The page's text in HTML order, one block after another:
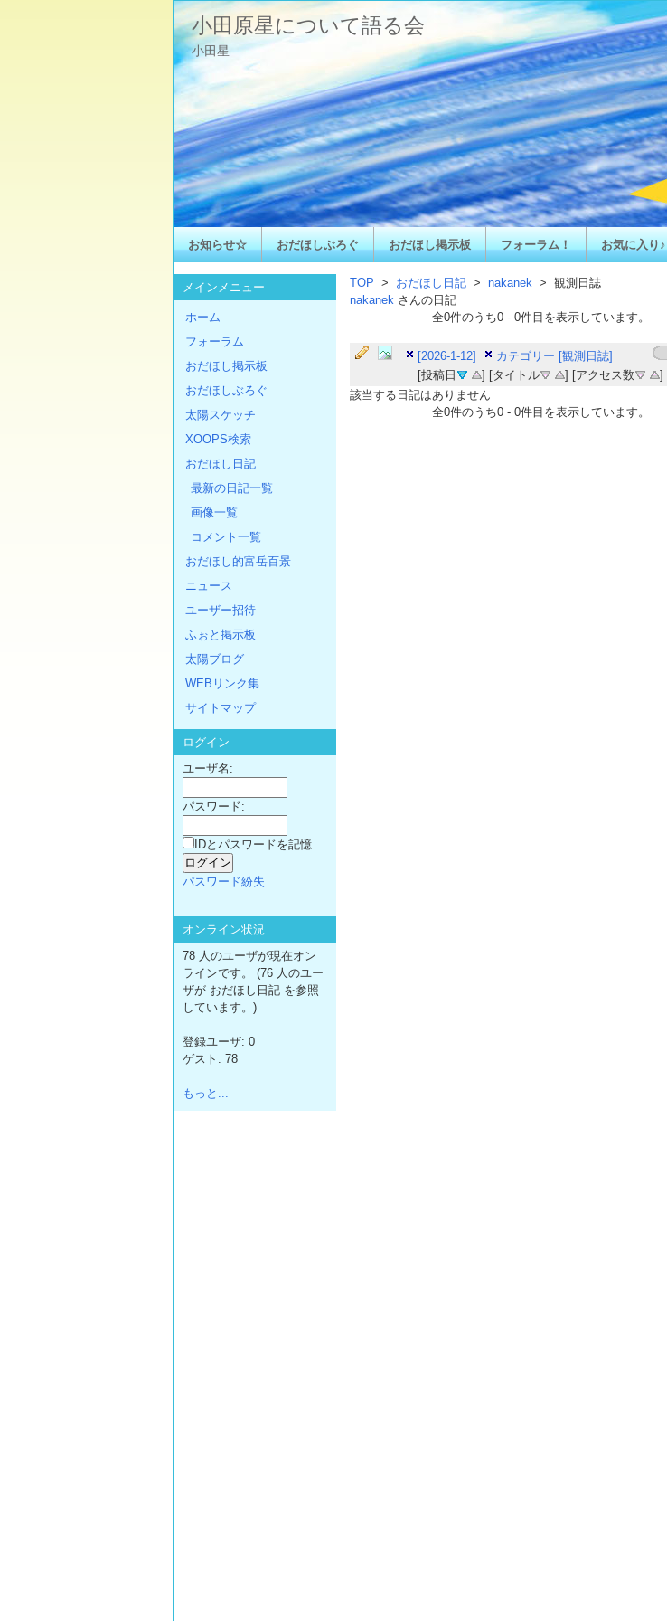
小田原星について語る会
小田星
お知らせ☆ おだほしぶろぐ おだほし掲示板 フォーラム！ お気に入り♪
TOP > おだほし日記 > nakanek > 観測日誌
nakanek さんの日記
全0件のうち0- 0件目を表示しています。
[2026-1-12]
カテゴリー [観測日誌]
[投稿日
] [タイトル ] [アクセス数
]
該当する日記はありません
全0件のうち0- 0件目を表示しています。
メインメニュー
ホーム
フォーラム
おだほし掲示板
おだほしぶろぐ
太陽スケッチ
XOOPS検索
おだほし日記
最新の日記一覧
画像一覧
コメント一覧
おだほし的富岳百景
ニュース
ユーザー招待
ふぉと掲示板
太陽ブログ
WEBリンク集
サイトマップ
ログイン
ユーザ名:
パスワード:
IDとパスワードを記憶
パスワード紛失
オンライン状況
78 人のユーザが現在オン
ラインです。 (76 人のユー
ザが おだほし日記 を参照
しています。)
登録ユーザ: 0
ゲスト: 78
もっと...